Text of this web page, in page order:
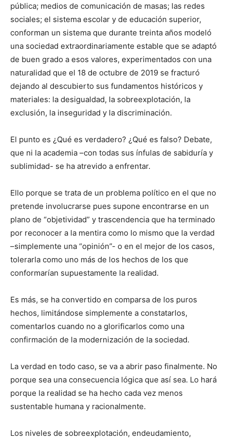
pública; medios de comunicación de masas; las redes
sociales; el sistema escolar y de educación superior,
conforman un sistema que durante treinta años modeló
una sociedad extraordinariamente estable que se adaptó
de buen grado a esos valores, experimentados con una
naturalidad que el 18 de octubre de 2019 se fracturó
dejando al descubierto sus fundamentos históricos y
materiales: la desigualdad, la sobreexplotación, la
exclusión, la inseguridad y la discriminación.
El punto es ¿Qué es verdadero? ¿Qué es falso? Debate,
que ni la academia –con todas sus ínfulas de sabiduría y
sublimidad- se ha atrevido a enfrentar.
Ello porque se trata de un problema político en el que no
pretende involucrarse pues supone encontrarse en un
plano de “objetividad” y trascendencia que ha terminado
por reconocer a la mentira como lo mismo que la verdad
–simplemente una “opinión”- o en el mejor de los casos,
tolerarla como uno más de los hechos de los que
conformarían supuestamente la realidad.
Es más, se ha convertido en comparsa de los puros
hechos, limitándose simplemente a constatarlos,
comentarlos cuando no a glorificarlos como una
confirmación de la modernización de la sociedad.
La verdad en todo caso, se va a abrir paso finalmente. No
porque sea una consecuencia lógica que así sea. Lo hará
porque la realidad se ha hecho cada vez menos
sustentable humana y racionalmente.
Los niveles de sobreexplotación, endeudamiento,